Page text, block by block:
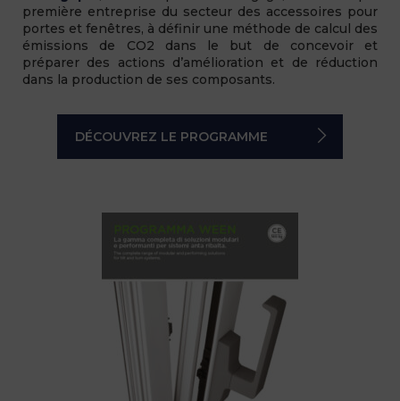
première entreprise du secteur des accessoires pour
portes et fenêtres, à définir une méthode de calcul des
émissions de CO2 dans le but de concevoir et
préparer des actions d’amélioration et de réduction
dans la production de ses composants.
DÉCOUVREZ LE PROGRAMME